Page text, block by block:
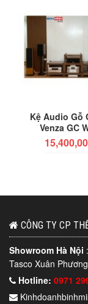
Kệ Audio Gỗ
Venza GC
CÔNG TY CP
Showroom Hà Nội
Tasco Xuân
Hotline: 0971